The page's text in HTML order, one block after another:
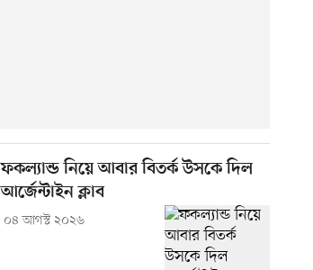
ফকল্যান্ড নিয়ে আবার বিতর্ক উসকে দিল
আর্জেন্টাইন ক্লাব
০৪ আগস্ট ২০২৬